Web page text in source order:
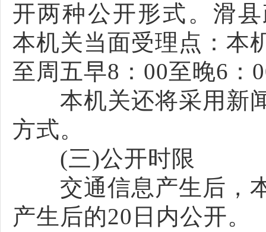
开两种公开形式。滑
本机关当面受理点：本
至周五早8：00至晚6：
本机关还将采用新闻
方式。
(三)公开时限
交通信息产生后，本
产生后的20日内公开。